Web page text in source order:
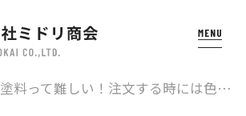
塗料って難しい！注文する時には色…